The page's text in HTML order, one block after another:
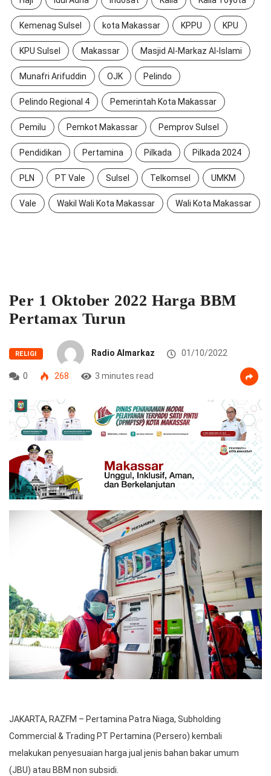
Kemenag Sulsel kota Makassar KPPU KPU
KPU Sulsel Makassar Masjid Al-Markaz Al-Islami
Munafri Arifuddin OJK Pelindo
Pelindo Regional 4 Pemerintah Kota Makassar
Pemilu Pemkot Makassar Pemprov Sulsel
Pendidikan Pertamina Pilkada Pilkada 2024
PLN PT Vale Sulsel Telkomsel UMKM
Vale Wakil Wali Kota Makassar Wali Kota Makassar
Per 1 Oktober 2022 Harga BBM
Pertamax Turun
RELIGI Radio Almarkaz 01/10/2022
0 268 3 minutes read
JAKARTA, RAZFM – Pertamina Patra Niaga, Subholding
Commercial & Trading PT Pertamina (Persero) kembali
melakukan penyesuaian harga jual jenis bahan bakar umum
(JBU) atau BBM non subsidi.